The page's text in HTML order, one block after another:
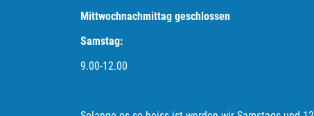
Mittwochnachmittag geschlossen
Samstag:
9.00-12.00